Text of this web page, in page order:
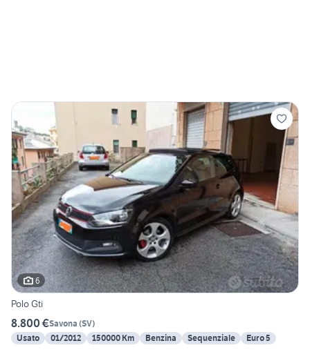
6
Polo Gti
8.800 €Savona (SV)
Usato
01/2012 150000 Km Benzina Sequenziale Euro 5